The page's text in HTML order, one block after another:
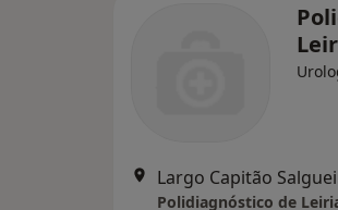
Polidiagnóstico de